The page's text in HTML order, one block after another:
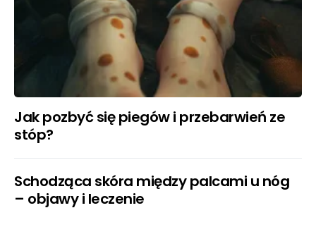
Jak pozbyć się piegów i przebarwień ze
stóp?
Schodząca skóra między palcami u nóg
– objawy i leczenie